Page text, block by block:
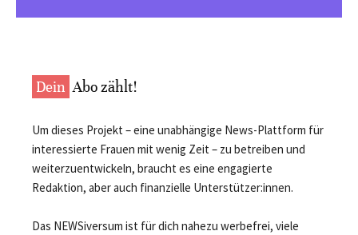
Dein Abo zählt!
Um dieses Projekt – eine unabhängige News-Plattform für
interessierte Frauen mit wenig Zeit – zu betreiben und
weiterzuentwickeln, braucht es eine engagierte
Redaktion, aber auch finanzielle Unterstützer:innen.
Das NEWSiversum ist für dich nahezu werbefrei, viele